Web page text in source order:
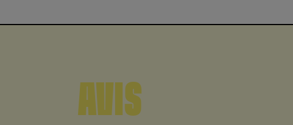
AVIS